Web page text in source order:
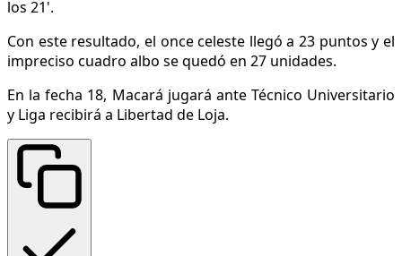
los 21'.
Con este resultado, el once celeste llegó a 23 puntos y el
impreciso cuadro albo se quedó en 27 unidades.
En la fecha 18, Macará jugará ante Técnico Universitario
y Liga recibirá a Libertad de Loja.